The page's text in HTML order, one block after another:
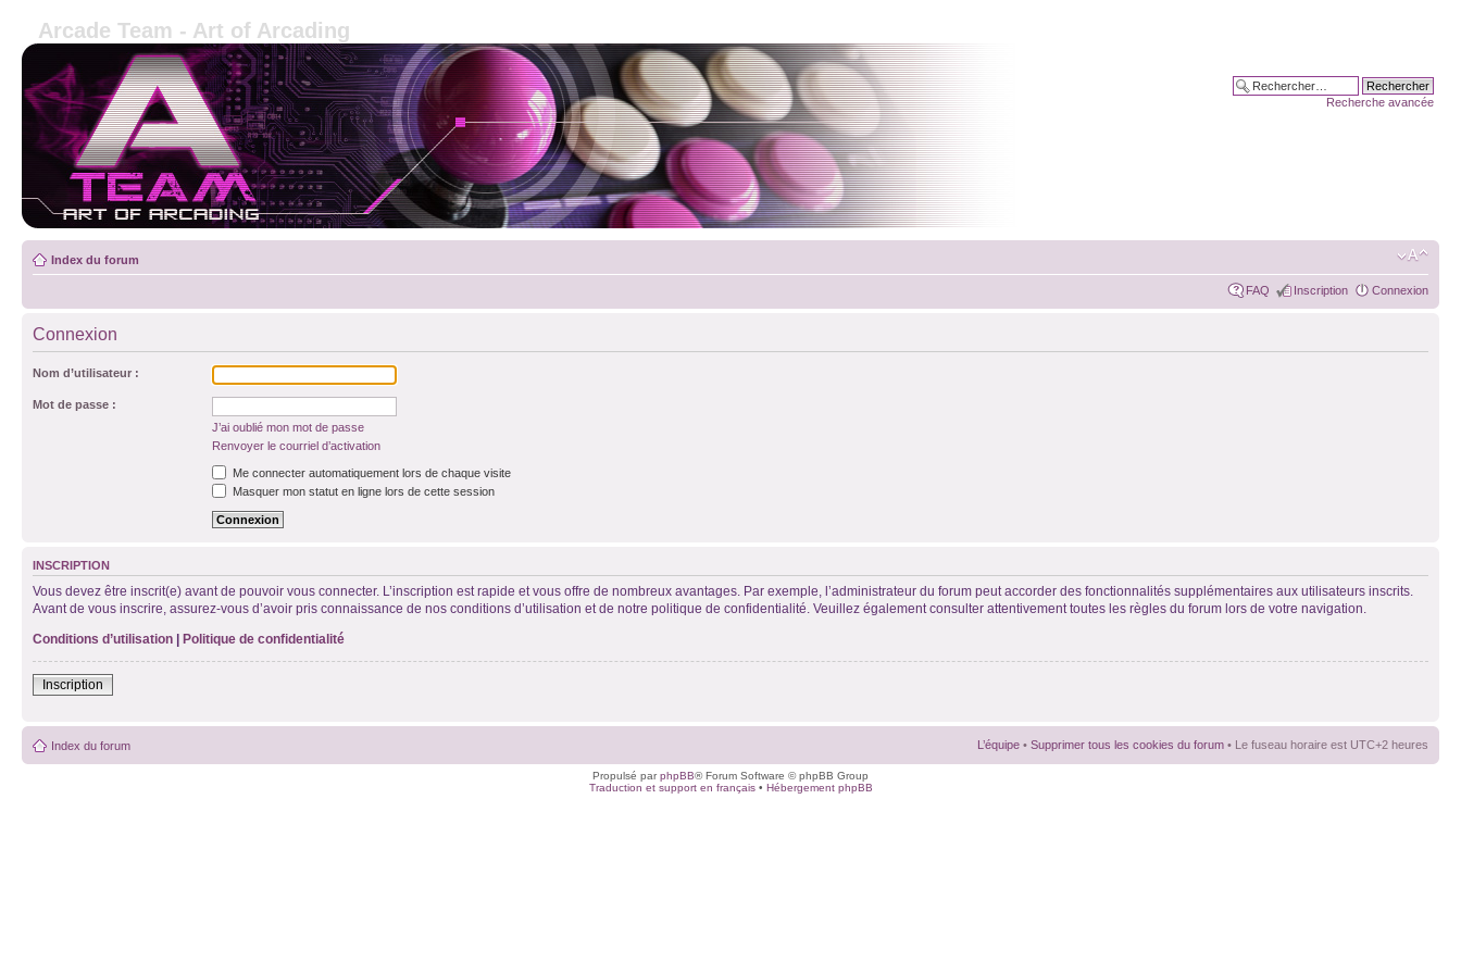
Arcade Team - Art of Arcading
Recherche avancée
Index du forum
FAQ Inscription Connexion
Connexion
Nom d’utilisateur :
Mot de passe :
J’ai oublié mon mot de passe
Renvoyer le courriel d’activation
Me connecter automatiquement lors de chaque visite
Masquer mon statut en ligne lors de cette session
INSCRIPTION
Vous devez être inscrit(e) avant de pouvoir vous connecter. L’inscription est rapide et vous offre de nombreux avantages. Par exemple, l’administrateur du forum peut accorder des fonctionnalités supplémentaires aux utilisateurs inscrits.
Avant de vous inscrire, assurez-vous d’avoir pris connaissance de nos conditions d’utilisation et de notre politique de confidentialité. Veuillez également consulter attentivement toutes les règles du forum lors de votre navigation.
Conditions d’utilisation | Politique de confidentialité
Inscription
Index du forum L’équipe • Supprimer tous les cookies du forum • Le fuseau horaire est UTC+2 heures
Propulsé parphpBB® Forum Software © phpBB Group
Traduction et support en français• Hébergement phpBB